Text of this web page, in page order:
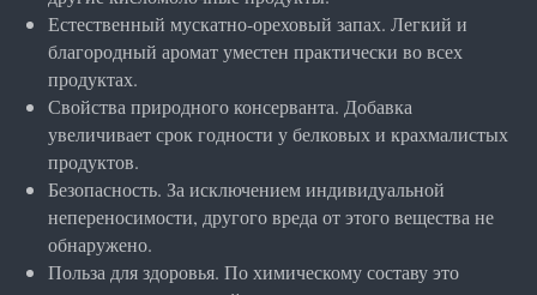
Естественный мускатно-ореховый запах. Легкий и
благородный аромат уместен практически во всех
продуктах.
Свойства природного консерванта. Добавка
увеличивает срок годности у белковых и крахмалистых
продуктов.
Безопасность. За исключением индивидуальной
непереносимости, другого вреда от этого вещества не
обнаружено.
Польза для здоровья. По химическому составу это